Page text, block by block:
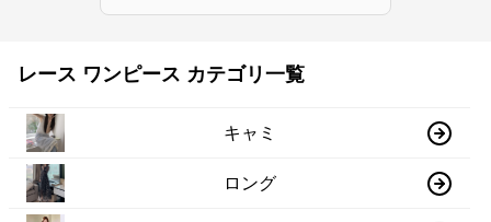
レース ワンピース カテゴリ一覧
キャミ
ロング